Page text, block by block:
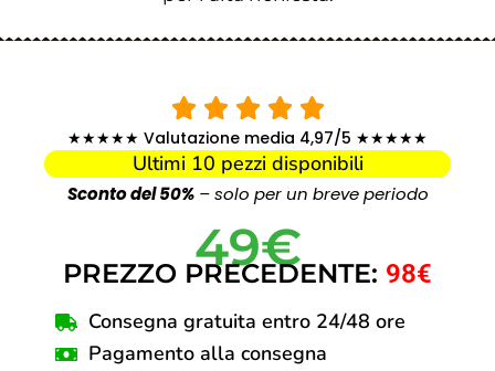
★★★★★ Valutazione media 4,97/5 ★★★★★
Ultimi 10 pezzi disponibili
Sconto del 50%– solo per un breve periodo
49€
PREZZO PRECEDENTE: 98€
Consegna gratuita entro 24/48 ore
Pagamento alla consegna